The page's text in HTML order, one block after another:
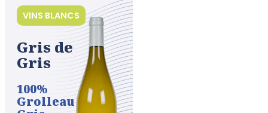
VINS BLANCS
Gris de
Gris
100%
Grolleau